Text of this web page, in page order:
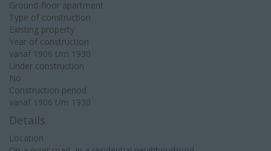
Ground-floor apartment
Type of construction
Existing property
Year of construction
vanaf 1906 t/m 1930
Under construction
No
Construction period
vanaf 1906 t/m 1930
Details
Location